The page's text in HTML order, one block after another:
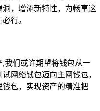
，增添新特性，为畅享这
行。
我们或许期望将钱包从一
网络钱包迈向主网钱包，
包，实现资产的精准把